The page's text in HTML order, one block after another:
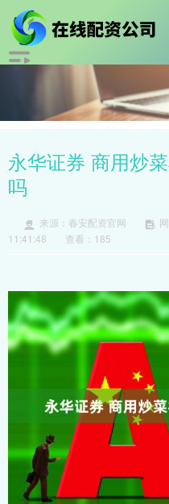
永华证券 商用炒
吗
来源：春安配资官网
11:41:48
查看：185